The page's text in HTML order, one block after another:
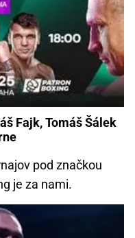
Fajk, Tomáš Šálek
pod značkou
je za nami.